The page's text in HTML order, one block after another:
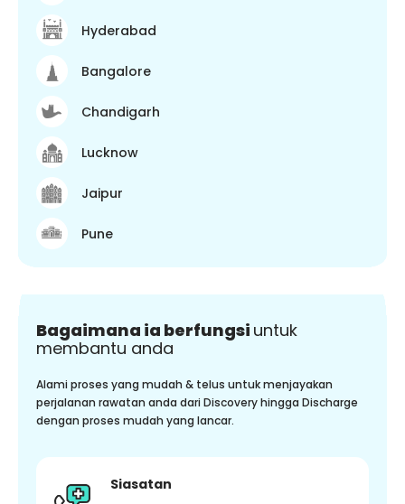
Hyderabad
Bangalore
Chandigarh
Lucknow
Jaipur
Pune
Bagaimana ia berfungsi untuk
membantu anda
Alami proses yang mudah & telus untuk menjayakan
perjalanan rawatan anda dari Discovery hingga Discharge
dengan proses mudah yang lancar.
Siasatan